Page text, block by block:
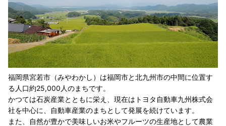
福岡県宮若市（みやわかし）は福岡市と北九州市の中間に位置す
る人口約25,000人のまちです。
かつては石炭産業とともに栄え、現在はトヨタ自動車九州株式会
社を中心に、自動車産業のまちとして発展を続けています。
また、自然が豊かで美味しいお米やフルーツの生産地として農業